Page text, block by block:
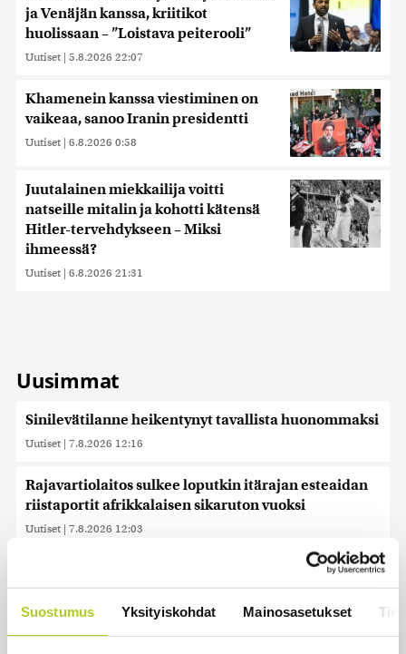
Suostumus Yksityiskohdat Mainosasetukset
ja Venäjän kanssa, kriitikot
huolissaan – ”Loistava peiterooli”
Uutiset | 5.8.2026 22:07
Khamenein kanssa viestiminen on
vaikeaa, sanoo Iranin presidentti
Uutiset | 6.8.2026 0:58
Juutalainen miekkailija voitti
natseille mitalin ja kohotti kätensä
Hitler-tervehdykseen – Miksi
ihmeessä?
Uutiset | 6.8.2026 21:31
Uusimmat
Sinilevätilanne heikentynyt tavallista huonommaksi
Uutiset | 7.8.2026 12:16
Rajavartiolaitos sulkee loputkin itärajan esteaidan
riistaportit afrikkalaisen sikaruton vuoksi
Uutiset | 7.8.2026 12:03
Keskustan Siponen: Epäselvä laki uhkaa pysäyttää
kesähakkuut – ministeri Essayahin korjattava
tilanne
Uutiset | 7.8.2026 11:59